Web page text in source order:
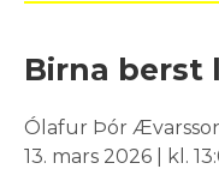
Birna berst
Ólafur Þór
13. mars 2026 | kl.